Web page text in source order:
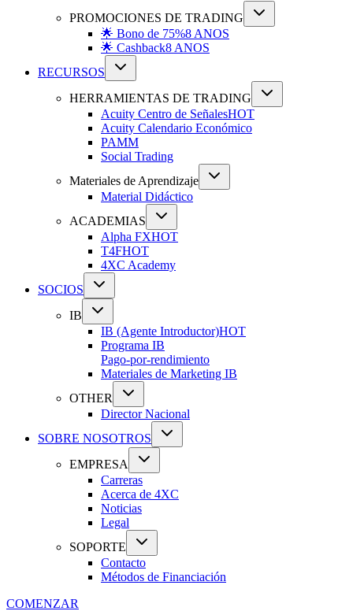
PROMOCIONES DE TRADING
🌟 Bono de 75%8 ANOS
🌟 Cashback8 ANOS
RECURSOS
HERRAMIENTAS DE TRADING
Acuity Centro de SeñalesHOT
Acuity Calendario Económico
PAMM
Social Trading
Materiales de Aprendizaje
Material Didáctico
ACADEMIAS
Alpha FXHOT
T4FHOT
4XC Academy
SOCIOS
IB
IB (Agente Introductor)HOT
Programa IB
Pago-por-rendimiento
Materiales de Marketing IB
OTHER
Director Nacional
SOBRE NOSOTROS
EMPRESA
Carreras
Acerca de 4XC
Noticias
Legal
SOPORTE
Contacto
Métodos de Financiación
COMENZAR